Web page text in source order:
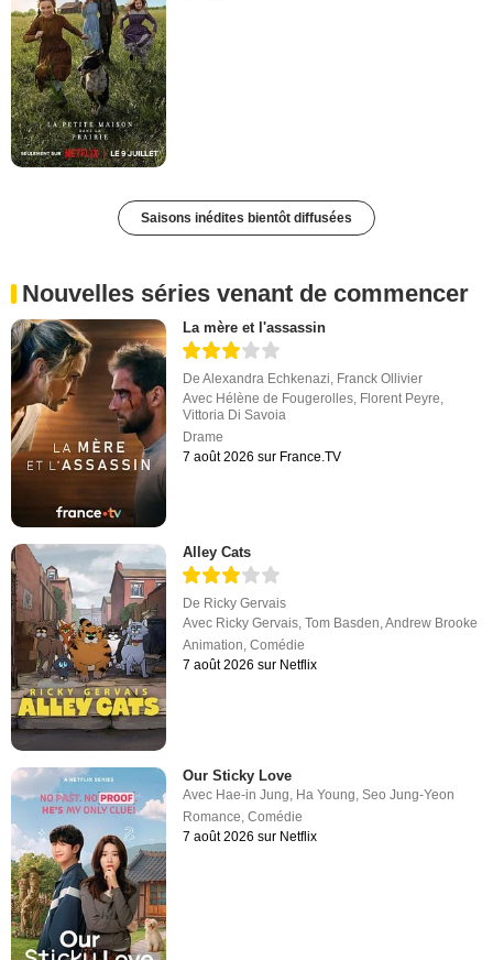
Saisons inédites bientôt diffusées
Nouvelles séries venant de commencer
La mère et l'assassin
DeAlexandra Echkenazi, Franck Ollivier
Avec Hélène de Fougerolles, Florent Peyre,
Vittoria Di Savoia
Drame
7 août 2026 sur France.TV
Alley Cats
De Ricky Gervais
Avec Ricky Gervais ,Tom Basden ,Andrew Brooke
Animation ,Comédie
7 août 2026 sur Netflix
Our Sticky Love
Avec Hae-in Jung, Ha Young,Seo Jung-Yeon
Romance,Comédie
7 août 2026 sur Netflix